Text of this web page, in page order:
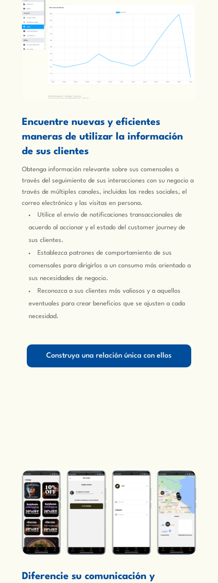
Encuentre nuevas y eficientes
maneras de utilizar la información
de sus clientes
Obtenga información relevante sobre sus comensales a
través del seguimiento de sus interacciones con su negocio a
través de múltiples canales, incluidas las redes sociales, el
correo electrónico y las visitas en persona.
Utilice el envío de notificaciones transaccionales de
acuerdo al accionar y el estado del customer journey de
sus clientes.
Establezca patrones de comportamiento de sus
comensales para dirigirlos a un consumo más orientado a
sus necesidades de negocio.
Reconozca a sus clientes más valiosos y a aquellos
eventuales para crear beneficios que se ajusten a cada
necesidad.
Construya una relación única con ellos
Diferencie su comunicación y